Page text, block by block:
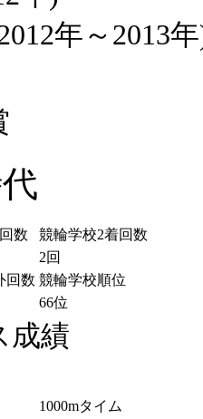
年～2013
数
競輪学校2着回数
2回
回数 競輪学校順位
66位
成績
1000mタイム